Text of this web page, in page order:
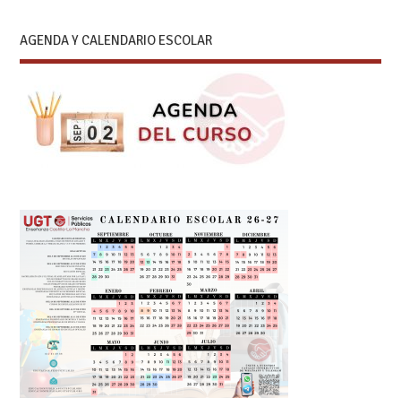
AGENDA Y CALENDARIO ESCOLAR